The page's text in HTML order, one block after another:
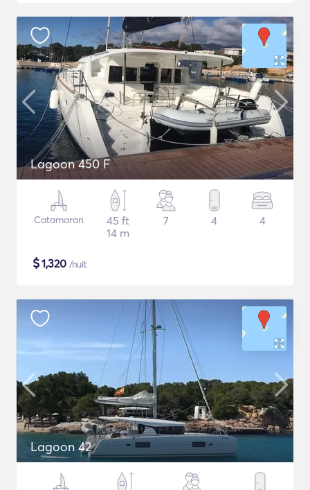
Lagoon 450 F
Catamaran
45 ft
14 m
7 4 4
$1,320 /nuit
Lagoon 42